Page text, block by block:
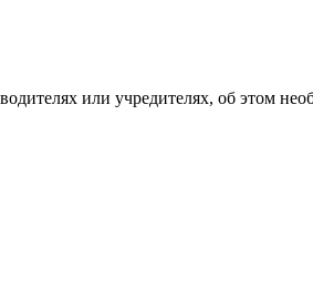
или учредителях, об этом